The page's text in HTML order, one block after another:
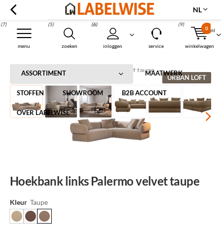
nl
zoeken
(5)
inloggen
(6)
menu
(7)
service winkelwagen
0
(9)
Menu
NL
ASSORTIMENT MAATWERK
STOFFEN SHOWROOM B2B ACCOUNT
OVER LABELWISE
Home Hoekbank links Palermo velvet taupe
URBAN LOFT
Hoekbank links Palermo velvet taupe
Kleur Taupe